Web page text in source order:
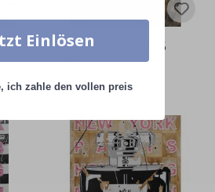
Poster - Chanel No.5
Kunst
11,00 CHF
Einlösen
ich zahle den vollen preis